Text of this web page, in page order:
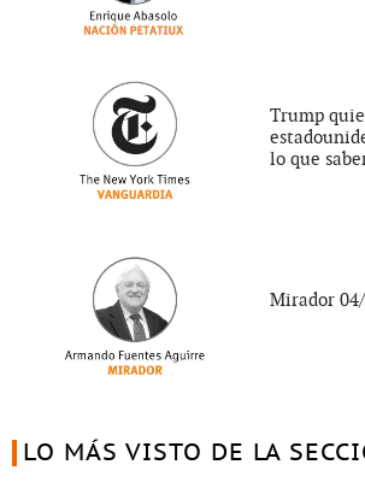
Trump
lo que
Mirador
LO MÁS VISTO DE LA